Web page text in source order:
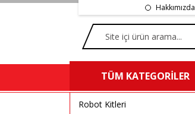
Hakkımızda
TÜM KATEGORİLER
Robot Kitleri